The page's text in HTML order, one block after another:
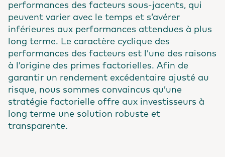
performances des facteurs sous-jacents, qui
peuvent varier avec le temps et s’avérer
inférieures aux performances attendues à plus
long terme. Le caractère cyclique des
performances des facteurs est l’une des raisons
à l’origine des primes factorielles. Afin de
garantir un rendement excédentaire ajusté au
risque, nous sommes convaincus qu’une
stratégie factorielle offre aux investisseurs à
long terme une solution robuste et
transparente.